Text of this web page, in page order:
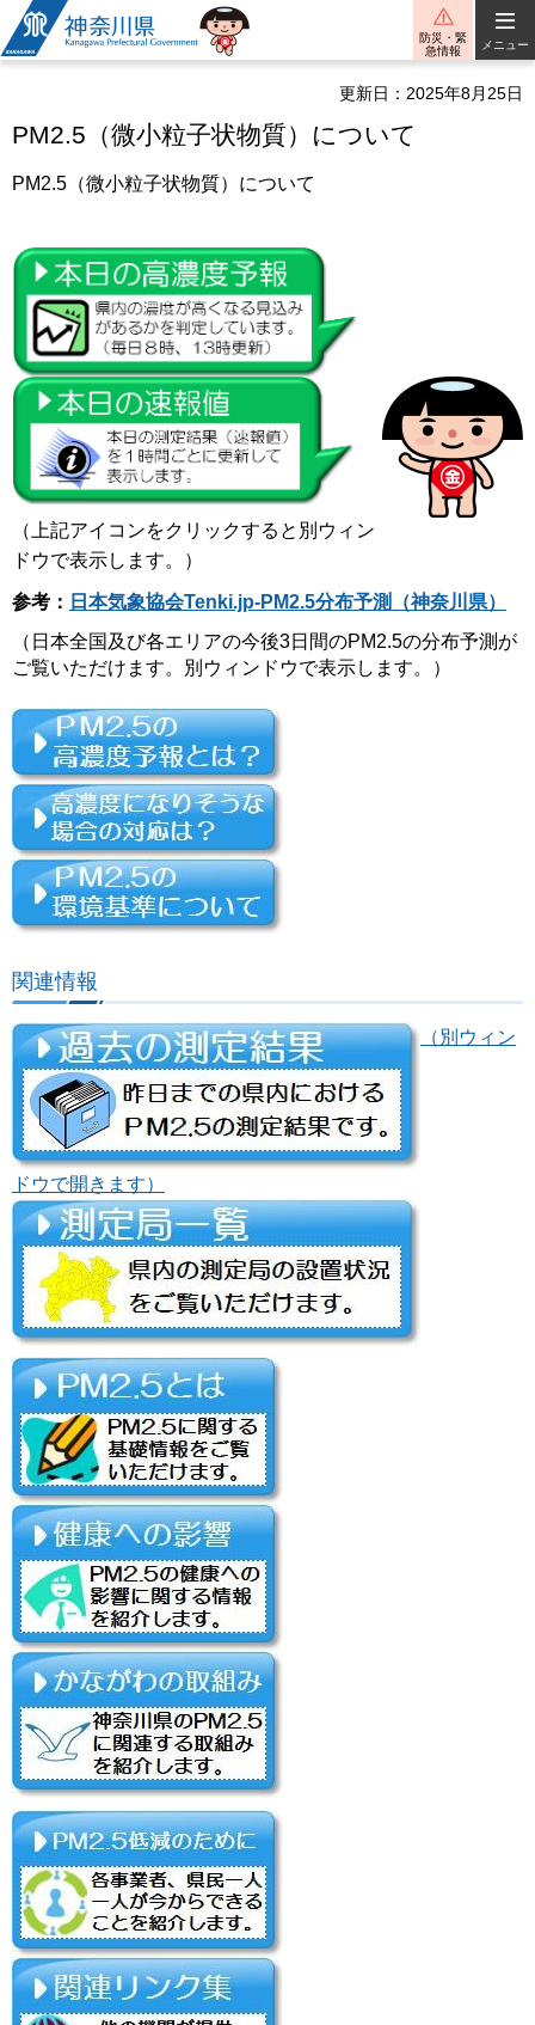
神奈川県
防災・緊
急情報
メニュー
更新日：2025年8月25日
PM2.5（微小粒子状物質）について
PM2.5（微小粒子状物質）について
（上記アイコンをクリックすると別ウィン
ドウで表示します。）
参考： 日本気象協会Tenki.jp-PM2.5分布予測（神奈川県）
（日本全国及び各エリアの今後3日間のPM2.5の分布予測が
ご覧いただけます。別ウィンドウで表示します。）
関連情報
（別ウィン
ドウで開きます）